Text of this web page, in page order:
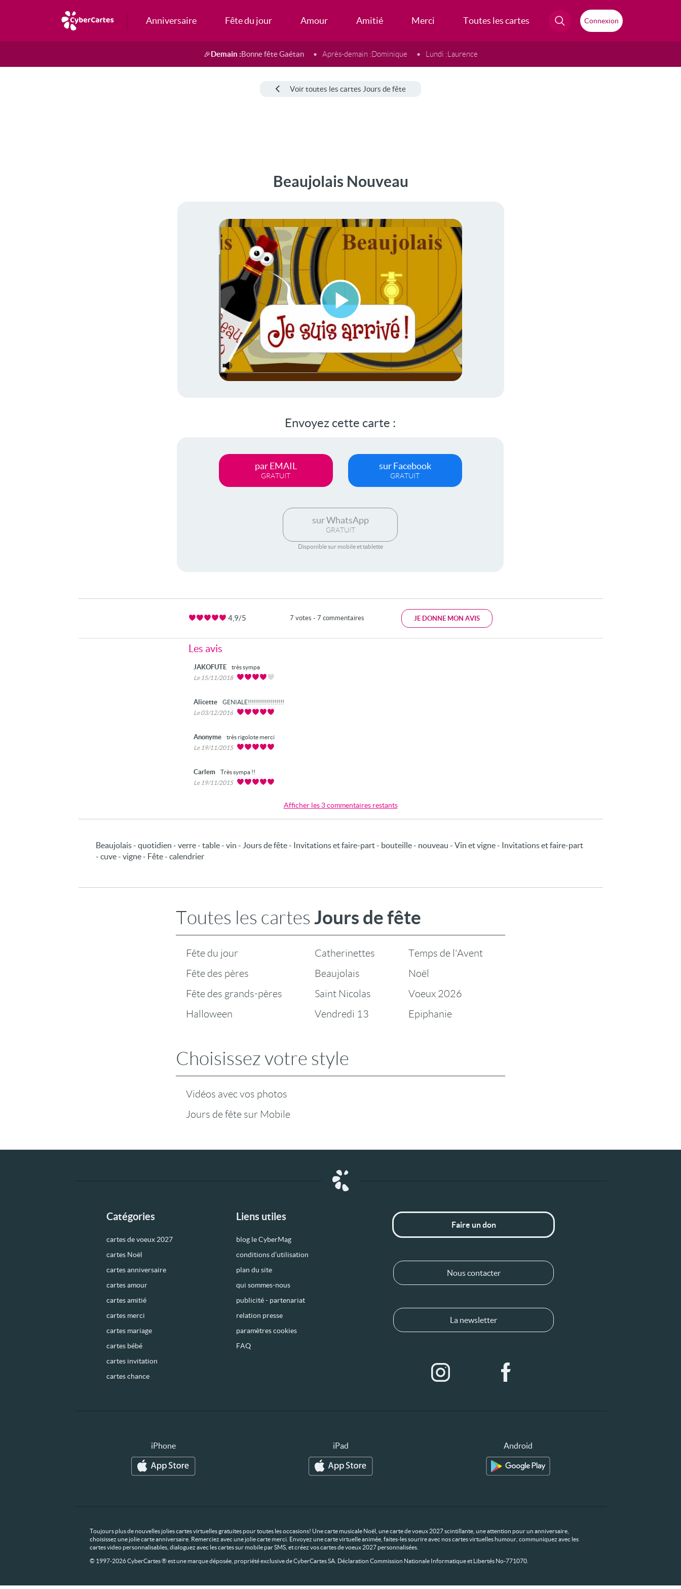
Anniversaire Fête du jour Amour Amitié Merci Toutes les cartes Connexion
🎉Demain :Bonne fête Gaétan Après-demain :Dominique Lundi :Laurence
Voir toutes les cartes Jours de fête
Beaujolais Nouveau
Lire
la
Envoyez cette carte :
par EMAIL
GRATUIT
sur Facebook
GRATUIT
sur WhatsApp
GRATUIT
Disponible sur mobile et tablette
4,9/5 7 votes - 7 commentaires JE DONNE MON AVIS
Les avis
JAKOFUTE
très sympa
Le 15/11/2018
Alicette
GENIALE!!!!!!!!!!!!!!!!!!
Le 03/12/2016
Anonyme
très rigolote merci
Le 19/11/2015
Carlem
Très sympa !!
Le 19/11/2015
Afficher les 3 commentaires restants
Beaujolais - quotidien - verre - table - vin - Jours de fête - Invitations et faire-part - bouteille - nouveau - Vin et vigne - Invitations et faire-part
- cuve - vigne - Fête - calendrier
Toutes les cartes Jours de fête
Fête du jour
Fête des pères
Fête des grands-pères
Halloween
Catherinettes
Beaujolais
Saint Nicolas
Vendredi 13
Temps de l'Avent
Noël
Voeux 2026
Epiphanie
Choisissez votre style
Vidéos avec vos photos
Jours de fête sur Mobile
Catégories
cartes de voeux 2027
cartes Noël
cartes anniversaire
cartes amour
cartes amitié
cartes merci
cartes mariage
cartes bébé
cartes invitation
cartes chance
Liens utiles
blog le CyberMag
conditions d’utilisation
plan du site
qui sommes-nous
publicité - partenariat
relation presse
paramètres cookies
FAQ
Faire un don
Nous contacter
La newsletter
iPhone iPad Android
Toujours plus de nouvelles jolies cartes virtuelles gratuites pour toutes les occasions! Une carte musicale Noël, une carte de voeux 2027 scintillante, une attention pour un anniversaire,
choisissez une jolie carte anniversaire. Remerciez avec une jolie carte merci. Envoyez une carte virtuelle animée, faites-les sourire avec nos cartes virtuelles humour, communiquez avec les
cartes video personnalisables, dialoguez avec les cartes sur mobile par SMS, et créez vos cartes de voeux 2027 personnalisées.
© 1997-2026 CyberCartes ® est une marque déposée, propriété exclusive de CyberCartes SA. Déclaration Commission Nationale Informatique et Libertés No-771070.